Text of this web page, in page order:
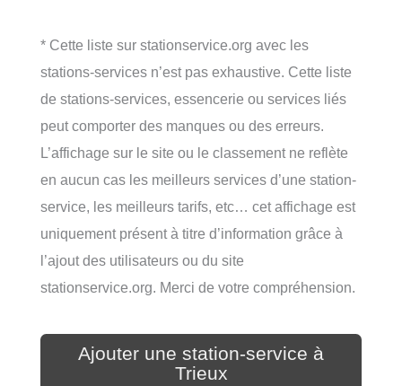
* Cette liste sur stationservice.org avec les
stations-services n’est pas exhaustive. Cette liste
de stations-services, essencerie ou services liés
peut comporter des manques ou des erreurs.
L’affichage sur le site ou le classement ne reflète
en aucun cas les meilleurs services d’une station-
service, les meilleurs tarifs, etc… cet affichage est
uniquement présent à titre d’information grâce à
l’ajout des utilisateurs ou du site
stationservice.org. Merci de votre compréhension.
Ajouter une station-service à
Trieux